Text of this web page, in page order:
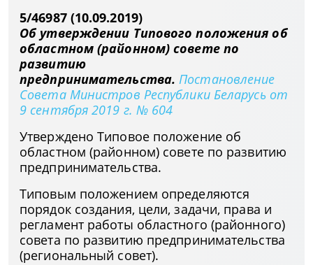
5/46987 (10.09.2019)
Об утверждении Типового положения об
областном (районном) совете по
развитию
предпринимательства. Постановление
Совета Министров Республики Беларусь от
9 сентября 2019 г. № 604
Утверждено Типовое положение об
областном (районном) совете по развитию
предпринимательства.
Типовым положением определяются
порядок создания, цели, задачи, права и
регламент работы областного (районного)
совета по развитию предпринимательства
(региональный совет).